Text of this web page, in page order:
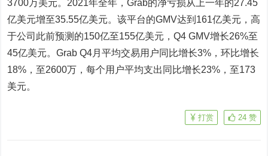
3700万美元。2021年全年，Grab的净亏损从上一年的27.45
亿美元增至35.55亿美元。该平台的GMV达到161亿美元，高
于公司此前预测的150亿至155亿美元，Q4 GMV增长26%至
45亿美元。Grab Q4月平均交易用户同比增长3%，环比增长
18%，至2600万，每个用户平均支出同比增长23%，至173
美元。
24 赞
打赏